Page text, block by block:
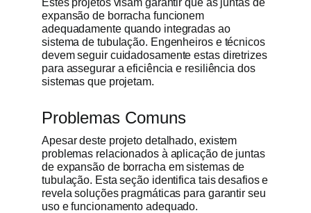
expansão de borracha funcionem
adequadamente quando integradas ao
sistema de tubulação. Engenheiros e técnicos
devem seguir cuidadosamente estas diretrizes
para assegurar a eficiência e resiliência dos
sistemas que projetam.
Problemas Comuns
Apesar deste projeto detalhado, existem
problemas relacionados à aplicação de juntas
de expansão de borracha em sistemas de
tubulação. Esta seção identifica tais desafios e
revela soluções pragmáticas para garantir seu
uso e funcionamento adequado.